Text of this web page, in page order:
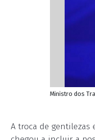
Ministro dos
A troca de gentilezas